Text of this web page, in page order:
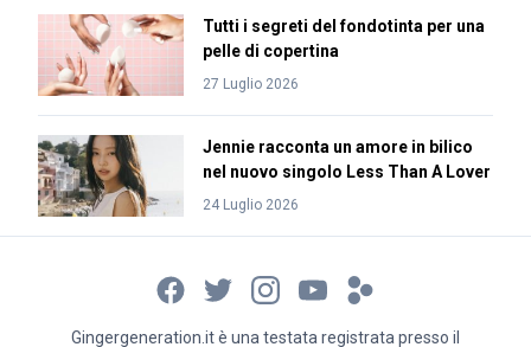
Tutti i segreti del fondotinta per una
pelle di copertina
27 Luglio 2026
Jennie racconta un amore in bilico
nel nuovo singolo Less Than A Lover
24 Luglio 2026
Gingergeneration.it è una testata registrata presso il